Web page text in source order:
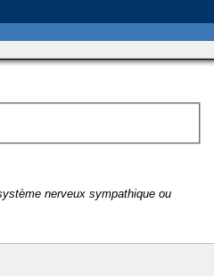
nerveux sympathique ou